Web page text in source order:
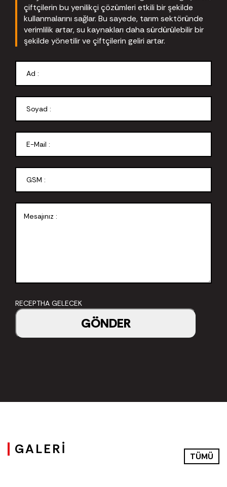
çiftçilerin bu yenilikçi çözümleri etkili bir şekilde
kullanmalarını sağlar. Bu sayede, tarım sektöründe
verimlilik artar, su kaynakları daha sürdürülebilir bir
şekilde yönetilir ve çiftçilerin geliri artar.
RECEPTHA GELECEK
GÖNDER
GALERİ TÜMÜ